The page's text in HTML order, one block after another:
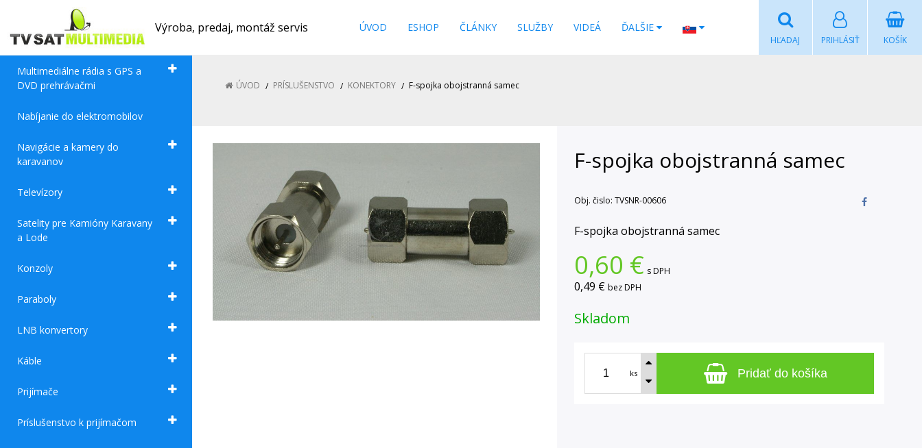
Výroba, predaj, montáž servis ÚVOD ESHOP ČLÁNKY SLUŽBY VIDEÁ ĎALŠIE
KOŠÍK
PRIHLÁSIŤ
HĽADAJ
Multimediálne rádia s GPS a
DVD prehrávačmi
Nabíjanie do elektromobilov
Navigácie a kamery do
karavanov
Televízory
Satelity pre Kamióny Karavany
a Lode
Konzoly
Paraboly
LNB konvertory
Káble
Prijímače
Príslušenstvo k prijímačom
ÚVOD PRÍSLUŠENSTVO KONEKTORY F-spojka obojstranná samec
F-spojka obojstranná samec
Obj. čislo: TVSNR-00606
F-spojka obojstranná samec
0,60 € s DPH
0,49 € bez DPH
Skladom
ks Pridať do košíka